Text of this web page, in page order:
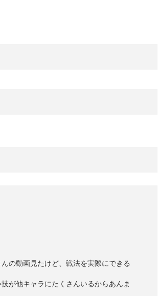
の動画見たけど、戦法を実際にできる
が他キャラにたくさんいるからあんま